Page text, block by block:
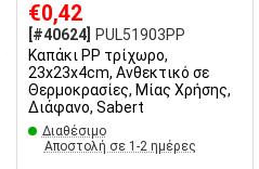
€0,42
[#40624]
PUL51903PP
Καπάκι PP τρίχωρο,
23x23x4cm, Ανθεκτικό σε
Θερμοκρασίες, Μίας Χρήσης,
Διάφανο, Sabert
Διαθέσιμο
Αποστολή σε 1-2 ημέρες